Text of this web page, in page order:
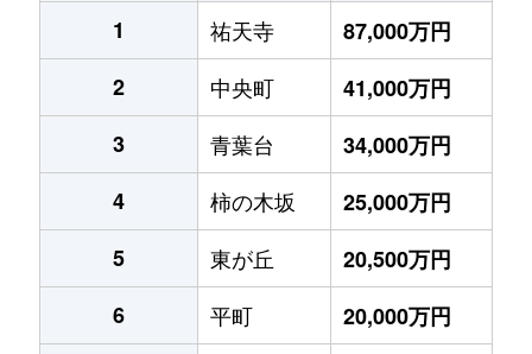
1
祐天寺
87,000万円
2
中央町
41,000万円
3
青葉台
34,000万円
4
柿の木坂
25,000万円
5
東が丘
20,500万円
6
平町
20,000万円